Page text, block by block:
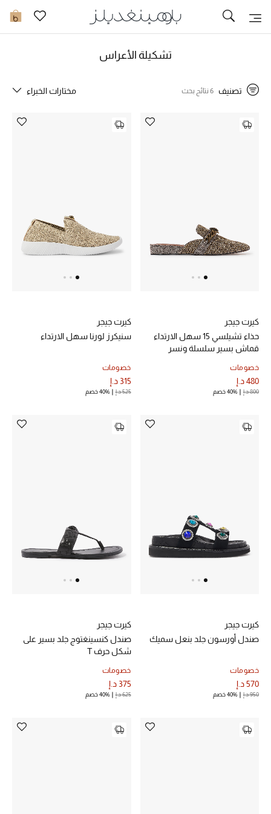
0 تخفيضات
جديد في الخصومات
مستلزمات المنزل
تسوقوا الآن
الموسم الجديد
الرجال
مستلزمات المنزل
المجوهرات
نسوقوا أحدث ما وصلنا
تشكيلة الأعراس
تصنيف 6 نتائج بحث مختارات الخبراء
كيرت جيجر
حذاء تشيلسي 15 سهل الارتداء
قماش بسير سلسلة ونسر
خصومات
480 د.إ
800 د.إ 40% خصم
كيرت جيجر
سنيكرز لورنا سهل الارتداء
خصومات
315 د.إ
525 د.إ 40% خصم
كيرت جيجر
صندل أورسون جلد بنعل سميك
خصومات
570 د.إ
950 د.إ 40% خصم
كيرت جيجر
صندل كنسينغتوج جلد بسير على
شكل حرف T
خصومات
375 د.إ
625 د.إ 40% خصم